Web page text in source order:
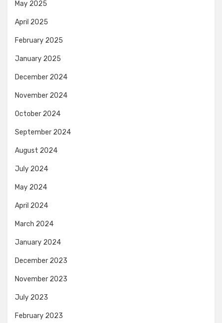
May 2025
April 2025
February 2025
January 2025
December 2024
November 2024
October 2024
September 2024
August 2024
July 2024
May 2024
April 2024
March 2024
January 2024
December 2023
November 2023
July 2023
February 2023